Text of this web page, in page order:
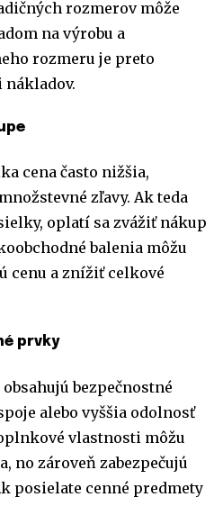
rozmerov môže
na výrobu a
rozmeru je preto
cena často nižšia,
zľavy. Ak teda
oplatí sa zvážiť nákup
balenia môžu
cenu a znížiť celkové
prvky
bezpečnostné
alebo vyššia odolnosť
vlastnosti môžu
no zároveň zabezpečujú
posielate cenné predmety